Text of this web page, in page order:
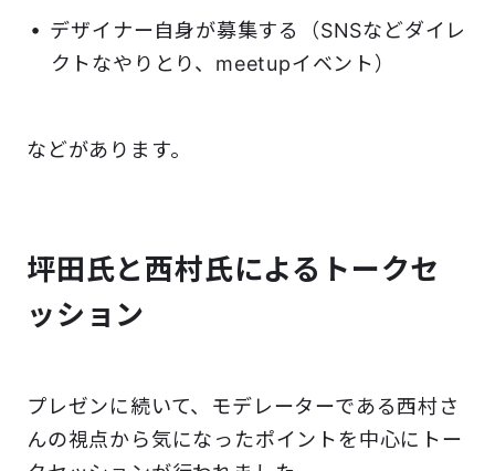
デザイナー自身が募集する（SNSなどダイレ
クトなやりとり、meetupイベント）
などがあります。
坪田氏と西村氏によるトークセ
ッション
プレゼンに続いて、モデレーターである西村さ
んの視点から気になったポイントを中心にトー